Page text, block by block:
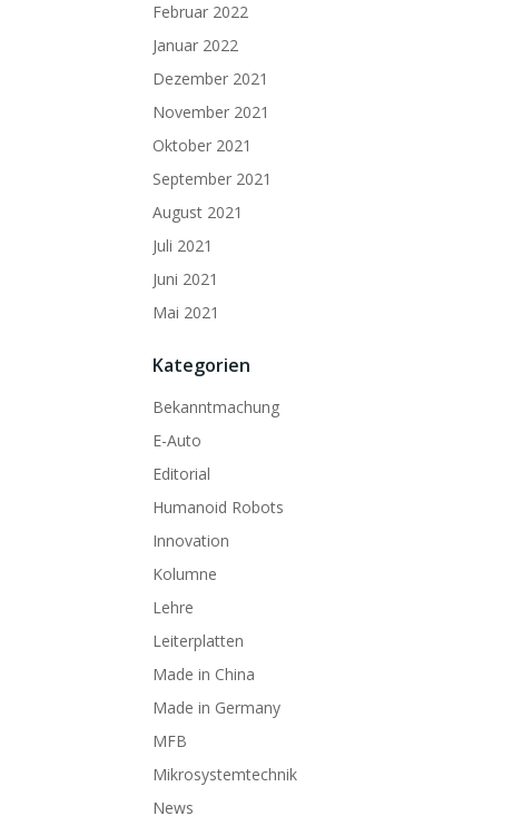
Februar 2022
Januar 2022
Dezember 2021
November 2021
Oktober 2021
September 2021
August 2021
Juli 2021
Juni 2021
Mai 2021
Kategorien
Bekanntmachung
E-Auto
Editorial
Humanoid Robots
Innovation
Kolumne
Lehre
Leiterplatten
Made in China
Made in Germany
MFB
Mikrosystemtechnik
News